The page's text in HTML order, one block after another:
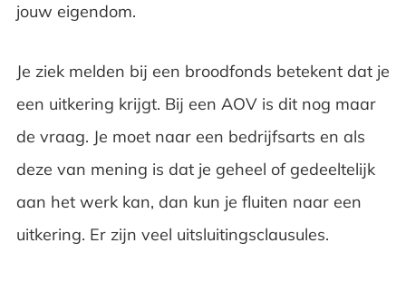
jouw eigendom.
Je ziek melden bij een broodfonds betekent dat je
een uitkering krijgt. Bij een AOV is dit nog maar
de vraag. Je moet naar een bedrijfsarts en als
deze van mening is dat je geheel of gedeeltelijk
aan het werk kan, dan kun je fluiten naar een
uitkering. Er zijn veel uitsluitingsclausules.